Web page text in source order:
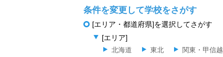
条件を変更して学校をさがす
[エリア・都道府県]を選択してさがす
[エリア]
北海道 東北 関東・甲信越